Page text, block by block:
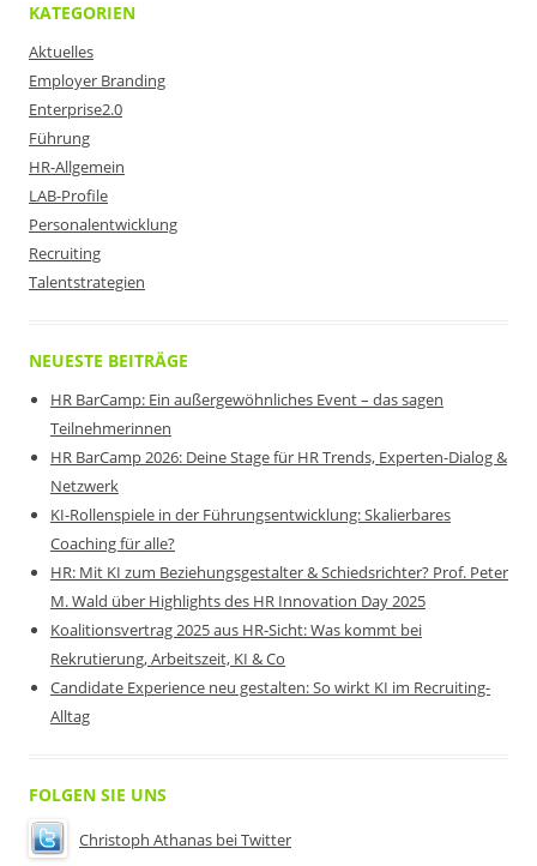
KATEGORIEN
Aktuelles
Employer Branding
Enterprise2.0
Führung
HR-Allgemein
LAB-Profile
Personalentwicklung
Recruiting
Talentstrategien
NEUESTE BEITRÄGE
HR BarCamp: Ein außergewöhnliches Event – das sagen
Teilnehmerinnen
HR BarCamp 2026: Deine Stage für HR Trends, Experten-Dialog &
Netzwerk
KI-Rollenspiele in der Führungsentwicklung: Skalierbares
Coaching für alle?
HR: Mit KI zum Beziehungsgestalter & Schiedsrichter? Prof. Peter
M. Wald über Highlights des HR Innovation Day 2025
Koalitionsvertrag 2025 aus HR-Sicht: Was kommt bei
Rekrutierung, Arbeitszeit, KI & Co
Candidate Experience neu gestalten: So wirkt KI im Recruiting-
Alltag
FOLGEN SIE UNS
Christoph Athanas bei Twitter